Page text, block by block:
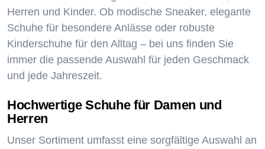
Herren und Kinder. Ob modische Sneaker, elegante
Schuhe für besondere Anlässe oder robuste
Kinderschuhe für den Alltag – bei uns finden Sie
immer die passende Auswahl für jeden Geschmack
und jede Jahreszeit.
Hochwertige Schuhe für Damen und
Herren
Unser Sortiment umfasst eine sorgfältige Auswahl an